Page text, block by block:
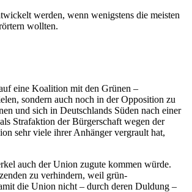
werden, wenn wenigstens die meisten
wollten.
eine Koalition mit den Grünen –
sondern auch noch in der Opposition zu
und sich in Deutschlands Süden nach einer
Strafaktion der Bürgerschaft wegen der
sehr viele ihrer Anhänger vergrault hat,
auch der Union zugute kommen würde.
zu verhindern, weil grün-
die Union nicht – durch deren Duldung –